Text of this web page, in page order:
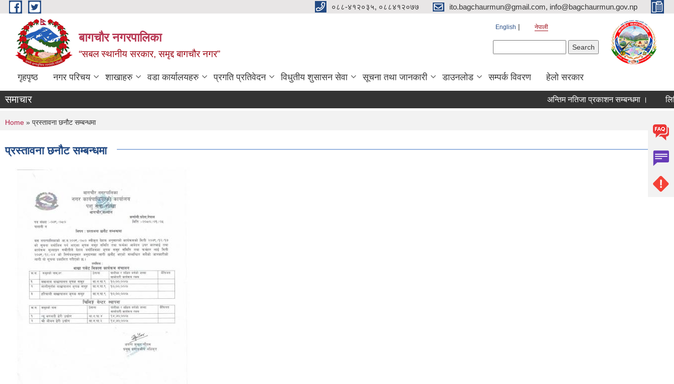
Skip to main content ०८८-४१२०३५, ०८८४१२०७७ ito.bagchaurmun@gmail.com, info@bagchaurmun.gov.np
बागचौर नगरपालिका
“सबल स्थानीय सरकार, समृद्द बागचौर नगर”
English नेपाली
गृहपृष्ठ नगर परिचय शाखाहरु वडा ‍कार्यालयहरु प्रगति प्रतिवेदन विधुतीय शुसासन सेवा सूचना तथा जानकारी डाउनलोड सम्पर्क विवरण हेलो सरकार
समाचार अन्तिम नतिजा प्रकाशन सम्बन्धमा ।
You are here
Home » प्रस्तावना छनौट सम्बन्धमा
प्रस्तावना छनौट सम्बन्धमा